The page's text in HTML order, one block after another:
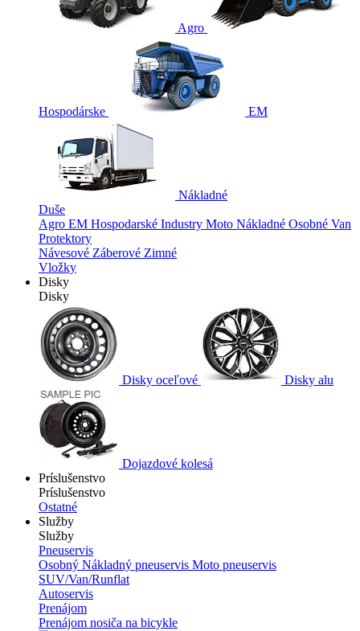
Agro
Hospodárske EM
Nákladné
Duše
Agro EM Hospodarské Industry Moto Nákladné Osobné Van
Protektory
Návesové Záberové Zimné
Vložky
Disky
Disky
Disky oceľové Disky alu
Dojazdové kolesá
Príslušenstvo
Príslušenstvo
Ostatné
Služby
Služby
Pneuservis
Osobný Nákladný pneuservis Moto pneuservis
SUV/Van/Runflat
Autoservis
Prenájom
Prenájom nosiča na bicykle